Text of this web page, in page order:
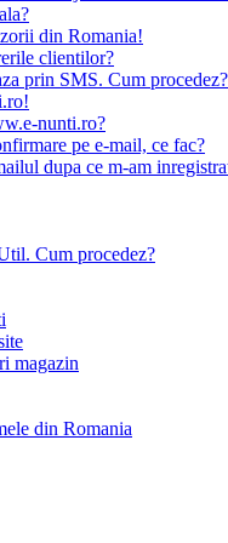
din Romania!
clientilor?
prin SMS. Cum procedez?
nunti.ro?
pe e-mail, ce fac?
dupa ce m-am
Cum procedez?
magazin
din Romania